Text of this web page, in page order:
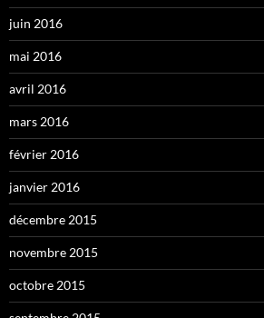
juin 2016
mai 2016
avril 2016
mars 2016
février 2016
janvier 2016
décembre 2015
novembre 2015
octobre 2015